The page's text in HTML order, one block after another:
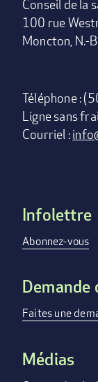
Conseil de la
100 rue
Moncton, N.-
Téléphone :
Ligne sans
Courriel :
Footer
menu
Infolettre
Abonnez-vous
Demande
Faites une
Médias